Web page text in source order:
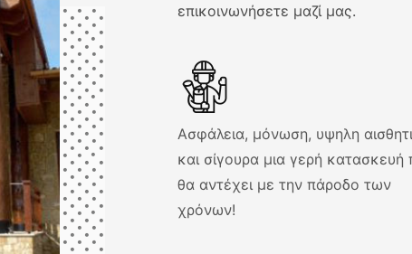
επικοινωνήσετε μαζί μας.
Ασφάλεια, μόνωση, υψηλη
και σίγουρα μια γερή κατασκευή
θα αντέχει με την πάροδο των
χρόνων!
4. Έλεγχος - Έλεγχος και
έργου. Αποτέλεσμα μια άρτια,
ποιότητας κεραμοσκεπή που
προσφέρει την απαιτούμενη